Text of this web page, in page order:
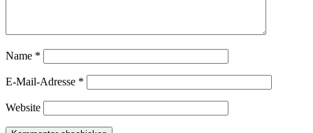
Name *
E-Mail-Adresse *
Website